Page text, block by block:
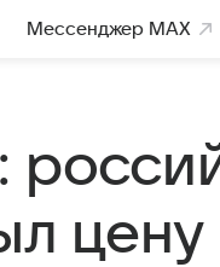
Мессенджер MAX
цену